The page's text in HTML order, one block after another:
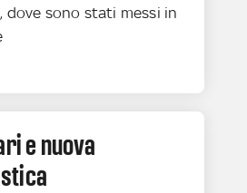
dove sono stati messi in
e nuova